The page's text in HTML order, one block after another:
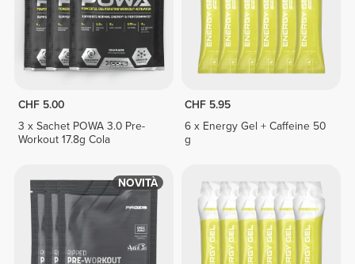
CHF 5.00
3 x Sachet POWA 3.0 Pre-
Workout 17.8g Cola
CHF 5.95
6 x Energy Gel + Caffeine 50
g
NOVITÀ